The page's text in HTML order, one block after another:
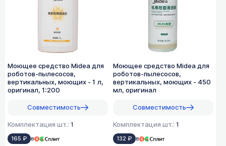
Моющее средство Midea для
роботов-пылесосов,
вертикальных, моющих - 1 л,
оригинал, 1:200
Совместимость
Комплектация шт.: 1
165 ₽ в
Моющее средство Midea для
роботов-пылесосов,
вертикальных, моющих - 450
мл, оригинал
Совместимость
Комплектация шт.: 1
132 ₽ в